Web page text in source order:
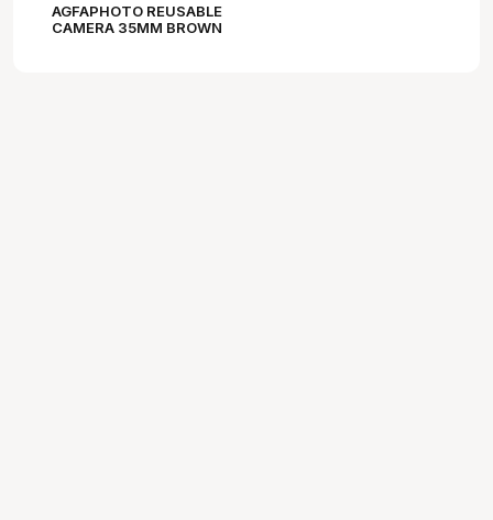
AGFAPHOTO REUSABLE
CAMERA 35MM BROWN